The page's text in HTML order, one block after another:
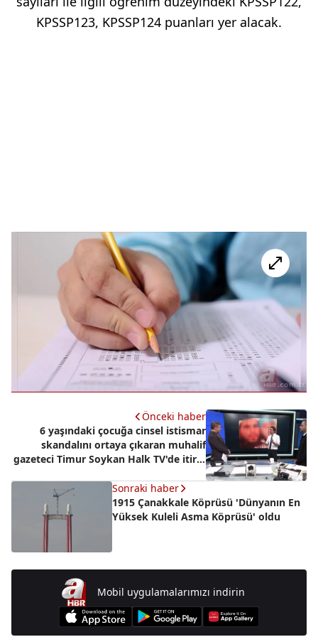
KPSSP123, KPSSP124 puanları yer alacak.
Önceki haber
6 yaşındaki çocuğa cinsel istismar
skandalını ortaya çıkaran muhalif
gazeteci Timur Soykan Halk TV'de itiraf
Sonraki haber
1915 Çanakkale Köprüsü 'Dünyanın En
Yüksek Kuleli Asma Köprüsü' oldu
Mobil uygulamalarımızı indirin